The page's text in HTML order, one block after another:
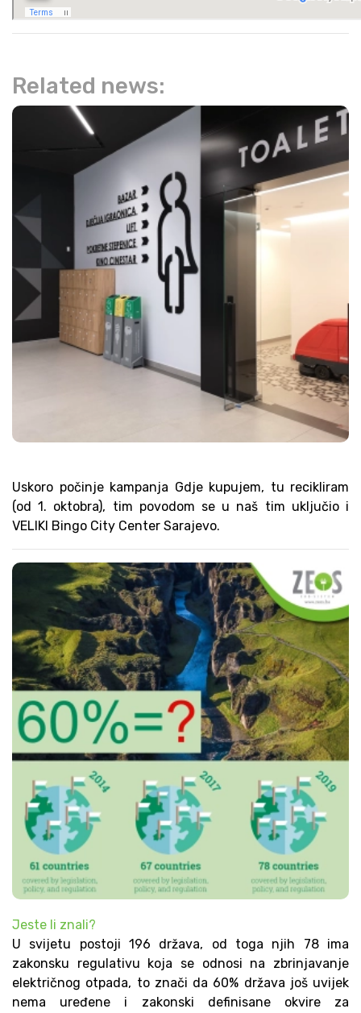
Related news:
Uskoro počinje kampanja Gdje kupujem, tu recikliram
(od 1. oktobra), tim povodom se u naš tim uključio i
VELIKI Bingo City Center Sarajevo.
Jeste li znali?
U svijetu postoji 196 država, od toga njih 78 ima
zakonsku regulativu koja se odnosi na zbrinjavanje
električnog otpada, to znači da 60% država još uvijek
nema uređene i zakonski definisane okvire za